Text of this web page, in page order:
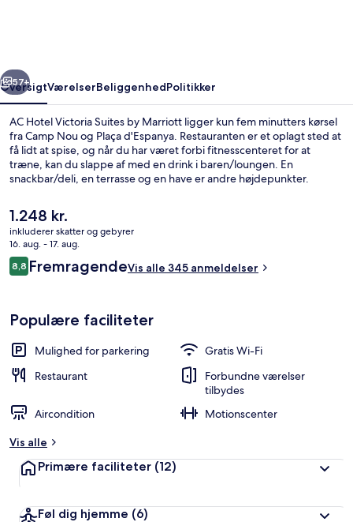
Næste
57+
OversigtVærelserBeliggenhedPolitikker
AC Hotel Victoria Suites by Marriott ligger kun fem minutters kørsel
fra Camp Nou og Plaça d'Espanya. Restauranten er et oplagt sted at
få lidt at spise, og når du har været forbi fitnesscenteret for at
træne, kan du slappe af med en drink i baren/loungen. En
snackbar/deli, en terrasse og en have er andre højdepunkter.
forhold. Offentlig transport ligger kun en kort gåtur væk: Pius XII
Station ligger 5 minutter væk og Maria Cristina Metrostation ligger 9
minutter derfra.
Den
nuværende
pris
er
1.248 kr.
1.248 kr.
inkluderer skatter og gebyrer
16. aug. - 17. aug.
Anmeldelser
8,88,8 ud af 10.
FremragendeVis alle 345 anmeldelser
Populære faciliteter
Mulighed for parkering
Gratis Wi-Fi
Restaurant
Forbundne værelser
tilbydes
Aircondition
Motionscenter
Vis alle
Primære faciliteter (12)
Føl dig hjemme (6)